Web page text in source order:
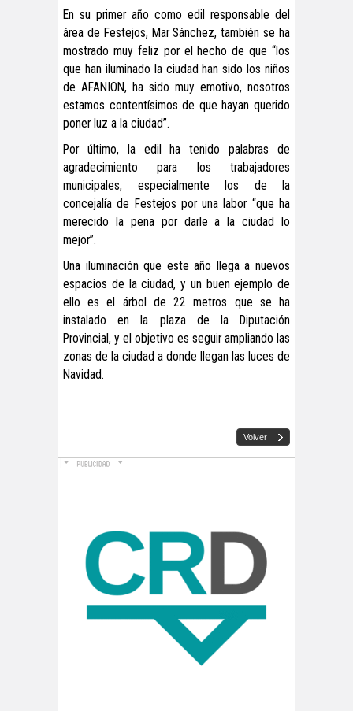
En su primer año como edil responsable del
área de Festejos, Mar Sánchez, también se ha
mostrado muy feliz por el hecho de que “los
que han iluminado la ciudad han sido los niños
de AFANION, ha sido muy emotivo, nosotros
estamos contentísimos de que hayan querido
poner luz a la ciudad”.
Por último, la edil ha tenido palabras de
agradecimiento para los trabajadores
municipales, especialmente los de la
concejalía de Festejos por una labor “que ha
merecido la pena por darle a la ciudad lo
mejor”.
Una iluminación que este año llega a nuevos
espacios de la ciudad, y un buen ejemplo de
ello es el árbol de 22 metros que se ha
instalado en la plaza de la Diputación
Provincial, y el objetivo es seguir ampliando las
zonas de la ciudad a donde llegan las luces de
Navidad.